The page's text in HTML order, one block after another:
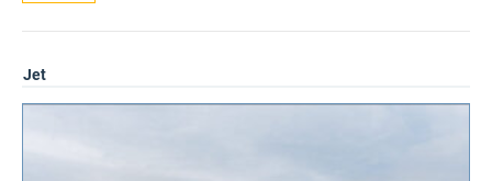
Jet